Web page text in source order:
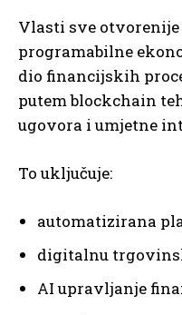
Vlasti sve
programabilne
dio financijskih
putem blockchain
ugovora i umjetne
To uključuje:
automatizirana
digitalnu
AI upravljanje